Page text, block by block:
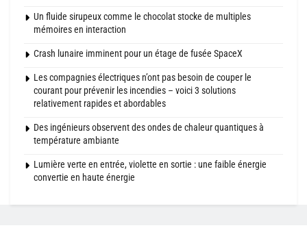
Un fluide sirupeux comme le chocolat stocke de multiples
mémoires en interaction
Crash lunaire imminent pour un étage de fusée SpaceX
Les compagnies électriques n’ont pas besoin de couper le
courant pour prévenir les incendies – voici 3 solutions
relativement rapides et abordables
Des ingénieurs observent des ondes de chaleur quantiques à
température ambiante
Lumière verte en entrée, violette en sortie : une faible énergie
convertie en haute énergie